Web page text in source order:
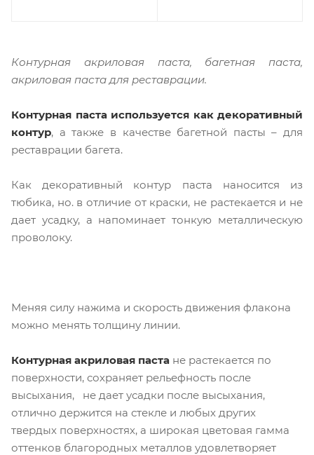
Контурная акриловая паста, багетная паста,
акриловая паста для реставрации.
Контурная паста используется как декоративный
контур, а также в качестве багетной пасты – для
реставрации багета.
Как декоративный контур паста наносится из
тюбика, но. в отличие от краски, не растекается и не
дает усадку, а напоминает тонкую металлическую
проволоку.
Меняя силу нажима и скорость движения флакона
можно менять толщину линии.
Контурная акриловая паста не растекается по
поверхности, сохраняет рельефность после
высыхания, не дает усадки после высыхания,
отлично держится на стекле и любых других
твердых поверхностях, а широкая цветовая гамма
оттенков благородных металлов удовлетворяет